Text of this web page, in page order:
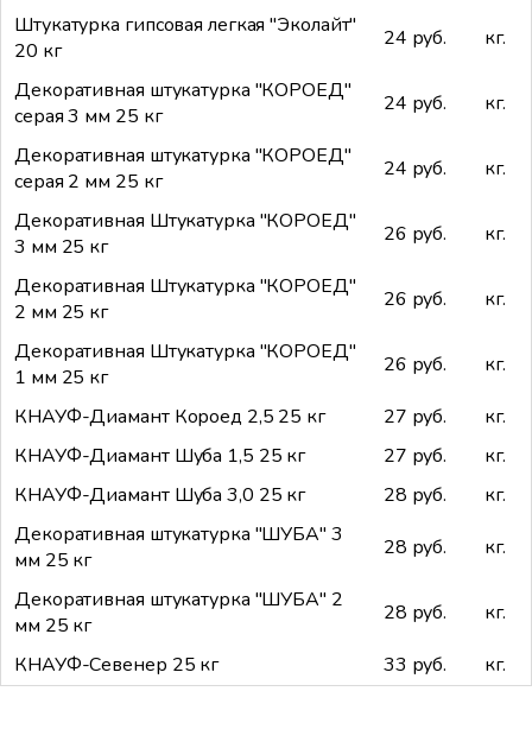
Штукатурка гипсовая легкая "Эколайт"
20 кг
24 руб.
кг.
Декоративная штукатурка "КОРОЕД"
серая 3 мм 25 кг
24 руб.
кг.
Декоративная штукатурка "КОРОЕД"
серая 2 мм 25 кг
24 руб.
кг.
Декоративная Штукатурка "КОРОЕД"
3 мм 25 кг
26 руб.
кг.
Декоративная Штукатурка "КОРОЕД"
2 мм 25 кг
26 руб.
кг.
Декоративная Штукатурка "КОРОЕД"
1 мм 25 кг
26 руб.
кг.
КНАУФ-Диамант Короед 2,5 25 кг
27 руб.
кг.
КНАУФ-Диамант Шуба 1,5 25 кг
27 руб.
кг.
КНАУФ-Диамант Шуба 3,0 25 кг
28 руб.
кг.
Декоративная штукатурка "ШУБА" 3
мм 25 кг
28 руб.
кг.
Декоративная штукатурка "ШУБА" 2
мм 25 кг
28 руб.
кг.
КНАУФ-Севенер 25 кг
33 руб. кг.